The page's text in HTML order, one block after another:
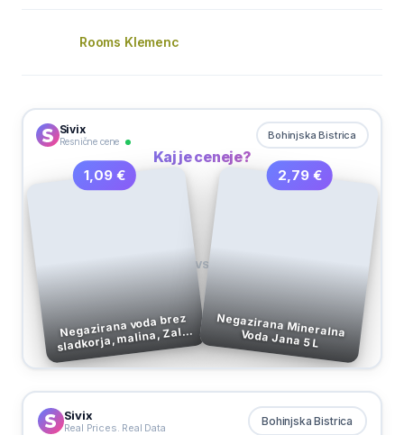
Rooms Klemenc
Sivix
Resnične cene
Bohinjska Bistrica
Kaj je ceneje?
1,09 €
Negazirana voda brez
sladkorja, malina, Zala,
1,5 l
VS
2,79 €
Negazirana Mineralna Voda Jana 5 L
Sivix
Real Prices. Real Data Bohinjska Bistrica